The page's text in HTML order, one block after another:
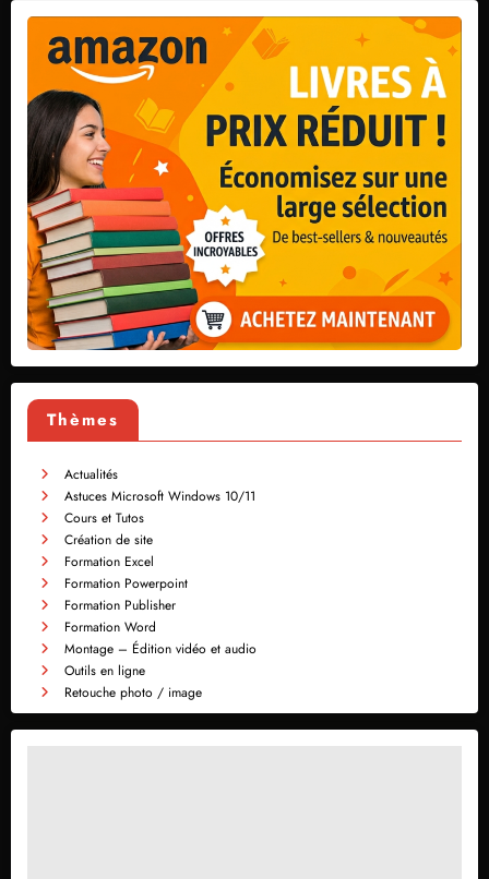
Thèmes
Actualités
Astuces Microsoft Windows 10/11
Cours et Tutos
Création de site
Formation Excel
Formation Powerpoint
Formation Publisher
Formation Word
Montage – Édition vidéo et audio
Outils en ligne
Retouche photo / image